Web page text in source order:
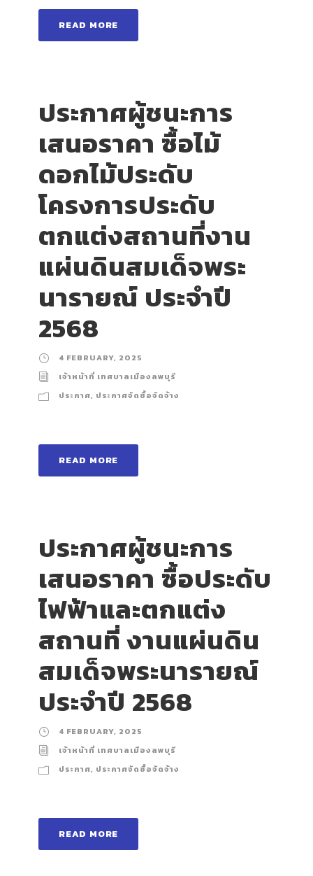
READ MORE
ประกาศผู้ชนะการ
เสนอราคา ซื้อไม้
ดอกไม้ประดับ
โครงการประดับ
ตกแต่งสถานที่งาน
แผ่นดินสมเด็จพระ
นารายณ์ ประจำปี
2568
4 FEBRUARY, 2025
เจ้าหน้าที่ เทศบาลเมืองลพบุรี
ประกาศ, ประกาศจัดซื้อจัดจ้าง
READ MORE
ประกาศผู้ชนะการ
เสนอราคา ซื้อประดับ
ไฟฟ้าและตกแต่ง
สถานที่ งานแผ่นดิน
สมเด็จพระนารายณ์
ประจำปี 2568
4 FEBRUARY, 2025
เจ้าหน้าที่ เทศบาลเมืองลพบุรี
ประกาศ, ประกาศจัดซื้อจัดจ้าง
READ MORE